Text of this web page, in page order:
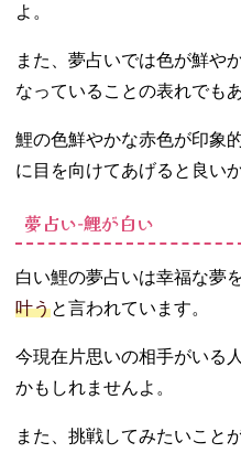
よ。
また、夢占いでは色が鮮や
なっていることの表れでも
鯉の色鮮やかな赤色が印象
に目を向けてあげると良い
夢占い‐鯉が白い
白い鯉の夢占いは幸福な夢
叶うと言われています。
今現在片思いの相手がいる
かもしれませんよ。
また、挑戦してみたいこと